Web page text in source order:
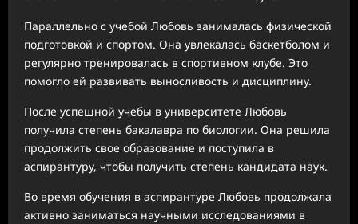
Параллельно с учебой Любовь занималась физической
подготовкой и спортом. Она увлекалась баскетболом и
регулярно тренировалась в спортивном клубе. Это
помогло ей развивать выносливость и дисциплину.
После успешной учебы в университете Любовь
получила степень бакалавра по биологии. Она решила
продолжить свое образование и поступила в
аспирантуру, чтобы получить степень кандидата наук.
Во время обучения в аспирантуре Любовь продолжала
активно заниматься научными исследованиями в